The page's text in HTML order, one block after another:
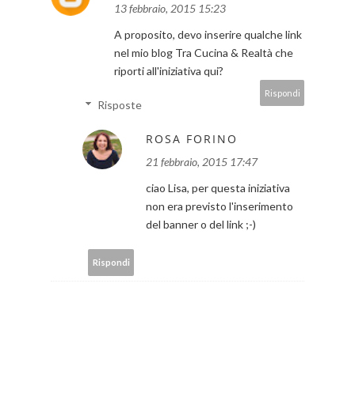
13 febbraio, 2015 15:23
A proposito, devo inserire qualche link
nel mio blog Tra Cucina & Realtà che
riporti all'iniziativa qui?
Rispondi
Risposte
ROSA FORINO
21 febbraio, 2015 17:47
ciao Lisa, per questa iniziativa
non era previsto l'inserimento
del banner o del link ;-)
Rispondi